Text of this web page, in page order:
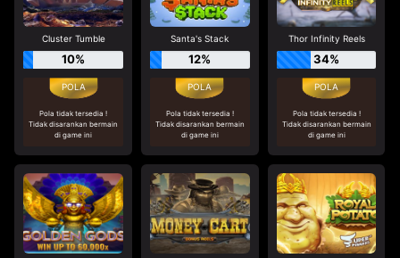
Cluster Tumble
10%
Pola tidak tersedia !
Tidak disarankan bermain
di game ini
Santa's Stack
12%
Pola tidak tersedia !
Tidak disarankan bermain
di game ini
Thor Infinity Reels
34%
Pola tidak tersedia !
Tidak disarankan bermain
di game ini